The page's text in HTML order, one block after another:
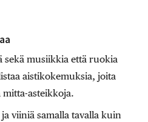
sekä musiikkia että ruokia
aistikokemuksia, joita
asteikkoja.
viiniä samalla tavalla kuin